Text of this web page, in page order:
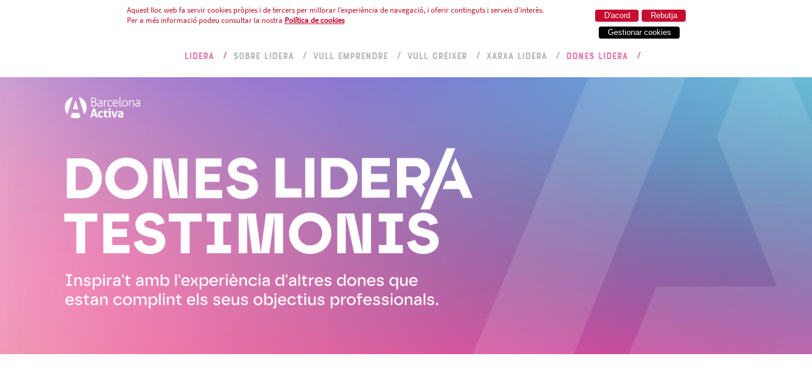
Aquest lloc web fa servir cookies pròpies i de tercers per millorar l’experiència de navegació, i oferir continguts i serveis d’interès.
Per a més informació podeu consultar la nostra Política de cookies Rebutja
D'acord
Gestionar cookies
LIDERA SOBRE LIDERA VULL EMPRENDRE VULL CRÉIXER XARXA LIDERA DONES LIDERA